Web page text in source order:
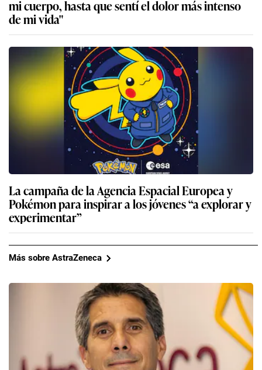
mi cuerpo, hasta que sentí el dolor más intenso
de mi vida"
La campaña de la Agencia Espacial Europea y
Pokémon para inspirar a los jóvenes “a explorar y
experimentar”
Más sobre AstraZeneca